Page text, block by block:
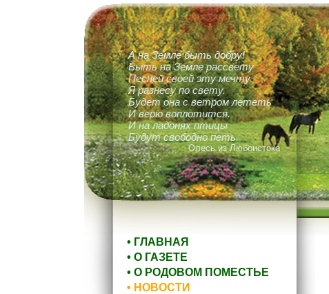
А на Земле быть добру!
Быть на Земле рассвету
Песней своей эту мечту
Я разнесу по свету.
Будет она с ветром лететь
И верю воплотится.
И на ладонях птицы
Будут свободно петь.
Олесь из Любоистока
• ГЛАВНАЯ
• О ГАЗЕТЕ
• О РОДОВОМ ПОМЕСТЬЕ
• НОВОСТИ